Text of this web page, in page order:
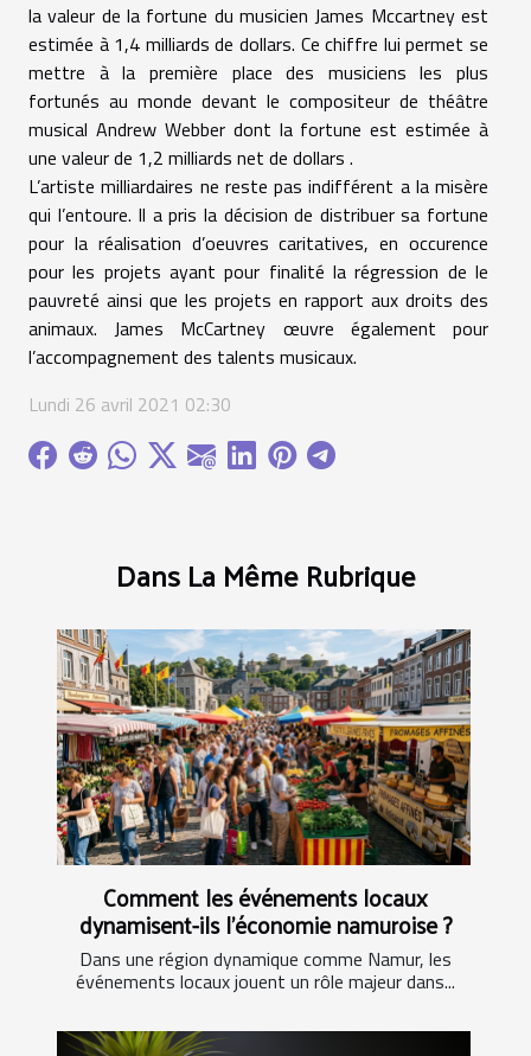
la valeur de la fortune du musicien James Mccartney est
estimée à 1,4 milliards de dollars. Ce chiffre lui permet se
mettre à la première place des musiciens les plus
fortunés au monde devant le compositeur de théâtre
musical Andrew Webber dont la fortune est estimée à
une valeur de 1,2 milliards net de dollars .
L’artiste milliardaires ne reste pas indifférent a la misère
qui l’entoure. Il a pris la décision de distribuer sa fortune
pour la réalisation d’oeuvres caritatives, en occurence
pour les projets ayant pour finalité la régression de le
pauvreté ainsi que les projets en rapport aux droits des
animaux. James McCartney œuvre également pour
l’accompagnement des talents musicaux.
Lundi 26 avril 2021 02:30
Dans La Même Rubrique
Comment les événements locaux
dynamisent-ils l'économie namuroise ?
Dans une région dynamique comme Namur, les
événements locaux jouent un rôle majeur dans...